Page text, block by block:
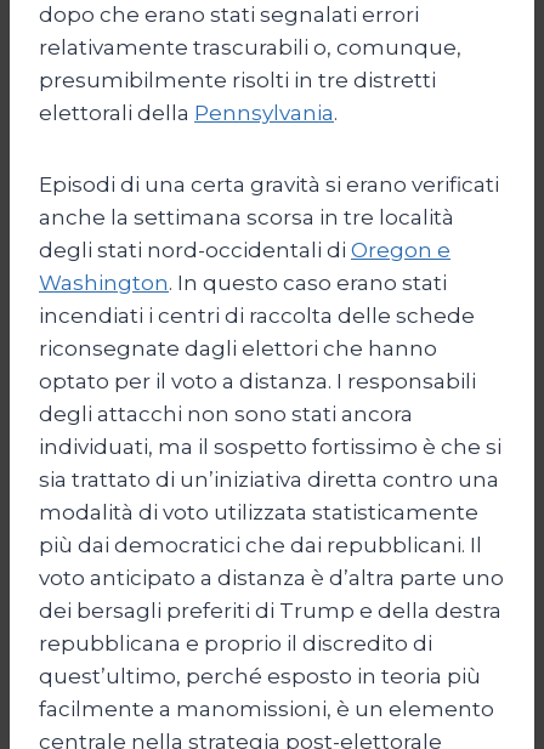
dopo che erano stati segnalati errori
relativamente trascurabili o, comunque,
presumibilmente risolti in tre distretti
elettorali della Pennsylvania.
Episodi di una certa gravità si erano verificati
anche la settimana scorsa in tre località
degli stati nord-occidentali di Oregon e
Washington. In questo caso erano stati
incendiati i centri di raccolta delle schede
riconsegnate dagli elettori che hanno
optato per il voto a distanza. I responsabili
degli attacchi non sono stati ancora
individuati, ma il sospetto fortissimo è che si
sia trattato di un’iniziativa diretta contro una
modalità di voto utilizzata statisticamente
più dai democratici che dai repubblicani. Il
voto anticipato a distanza è d’altra parte uno
dei bersagli preferiti di Trump e della destra
repubblicana e proprio il discredito di
quest’ultimo, perché esposto in teoria più
facilmente a manomissioni, è un elemento
centrale nella strategia post-elettorale